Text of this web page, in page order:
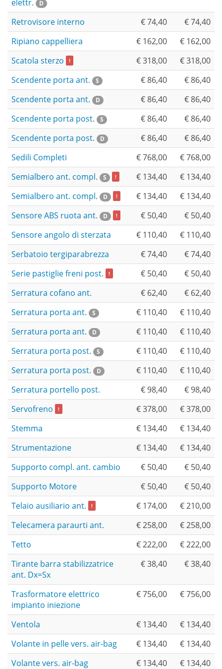
elettr. D
Retrovisore interno € 74,40
€ 74,40
Ripiano cappelliera
€ 162,00
€ 162,00
Scatola sterzo
! € 318,00
€ 318,00
Scendente porta ant.
S € 86,40
€ 86,40
Scendente porta ant.
D € 86,40
€ 86,40
Scendente porta post.
S € 86,40
€ 86,40
Scendente porta post.
D € 86,40
€ 86,40
Sedili Completi
€ 768,00
€ 768,00
Semialbero ant. compl.
S ! € 134,40
€ 134,40
Semialbero ant. compl.
D ! € 134,40
€ 134,40
Sensore ABS ruota ant.
D ! € 50,40
€ 50,40
Sensore angolo di sterzata
€ 110,40
€ 110,40
Serbatoio tergiparabrezza
€ 74,40
€ 74,40
Serie pastiglie freni post.
! € 50,40
€ 50,40
Serratura cofano ant.
€ 62,40
€ 62,40
Serratura porta ant.
S € 110,40
€ 110,40
Serratura porta ant.
D € 110,40
€ 110,40
Serratura porta post.
S € 110,40
€ 110,40
Serratura porta post.
D € 110,40
€ 110,40
Serratura portello post.
€ 98,40
€ 98,40
Servofreno
! € 378,00
€ 378,00
Stemma
€ 134,40
€ 134,40
Strumentazione
€ 134,40
€ 134,40
Supporto compl. ant. cambio
€ 50,40
€ 50,40
Supporto Motore
€ 50,40
€ 50,40
Telaio ausiliario ant.
! € 174,00
€ 210,00
Telecamera paraurti ant.
€ 258,00
€ 258,00
Tetto
€ 222,00
€ 222,00
Tirante barra stabilizzatrice
ant. Dx=Sx
€ 38,40 € 38,40
Trasformatore elettrico
impianto iniezione
€ 756,00 € 756,00
Ventola € 134,40
€ 134,40
Volante in pelle vers. air-bag
€ 134,40
€ 134,40
Volante vers. air-bag
€ 134,40 € 134,40